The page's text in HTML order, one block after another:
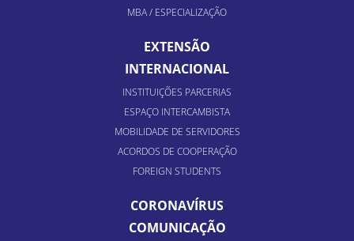
MBA / ESPECIALIZAÇÃO
EXTENSÃO
INTERNACIONAL
INSTITUIÇÕES PARCERIAS
ESPAÇO INTERCAMBISTA
MOBILIDADE DE SERVIDORES
ACORDOS DE COOPERAÇÃO
FOREIGN STUDENTS
CORONAVÍRUS
COMUNICAÇÃO